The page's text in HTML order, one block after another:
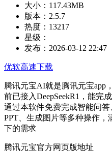
大小： 117.43MB
版本： 2.5.7
热度： 13217
星级：
发布： 2026-03-12 22:47
优软高速下载
腾讯元宝AI就是腾讯元宝app
前已接入DeepSeekR1，能完
通过本软件免费完成智能问
PPT、生成图片等多种操作
下的需求
腾讯元宝官方网页版地址